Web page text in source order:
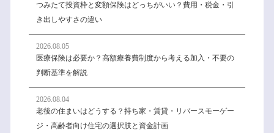
つみたて投資枠と変額保険はどっちがいい？費用・税金・引
き出しやすさの違い
2026.08.05
医療保険は必要か？高額療養費制度から考える加入・不要の
判断基準を解説
2026.08.04
老後の住まいはどうする？持ち家・賃貸・リバースモーゲー
ジ・高齢者向け住宅の選択肢と資金計画